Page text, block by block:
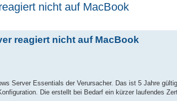
nicht auf MacBook
reagiert nicht auf MacBook
Server Essentials der Verursacher. Das ist 5 Jahre
Die erstellt bei Bedarf ein kürzer laufendes